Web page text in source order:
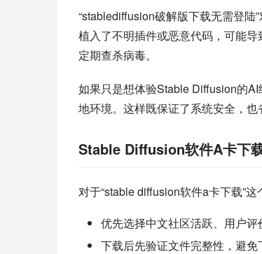
“stablediffusion破解版下载无需登陆
植入了不明插件或恶意代码，可能
定期查杀病毒。
如果只是想体验Stable Diffusion的
地环境。这样既保证了系统安全，也
Stable Diffusion软件A卡下
对于“stable diffusion软件a卡下载”
优先选择中文社区活跃、用户评
下载后先验证文件完整性，避免